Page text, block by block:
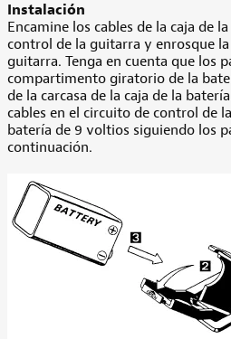
Instalación
Encamine los cables de la caja de
control de la guitarra y enrosque
guitarra. Tenga en cuenta que los
compartimento giratorio de la
de la carcasa de la caja de la
cables en el circuito de control de
batería de 9 voltios siguiendo los
continuación.